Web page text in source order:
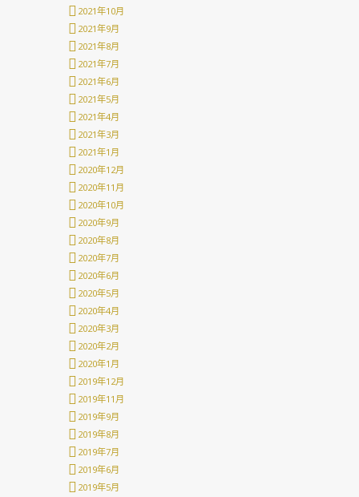
2021年10月
2021年9月
2021年8月
2021年7月
2021年6月
2021年5月
2021年4月
2021年3月
2021年1月
2020年12月
2020年11月
2020年10月
2020年9月
2020年8月
2020年7月
2020年6月
2020年5月
2020年4月
2020年3月
2020年2月
2020年1月
2019年12月
2019年11月
2019年9月
2019年8月
2019年7月
2019年6月
2019年5月